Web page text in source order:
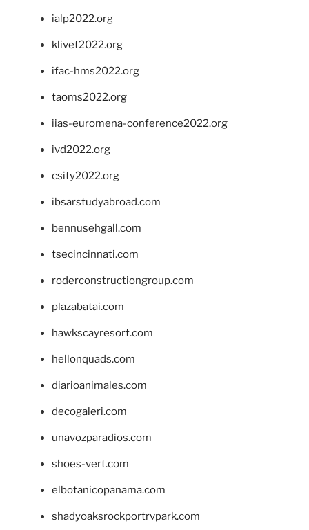
ialp2022.org
klivet2022.org
ifac-hms2022.org
taoms2022.org
iias-euromena-conference2022.org
ivd2022.org
csity2022.org
ibsarstudyabroad.com
bennusehgall.com
tsecincinnati.com
roderconstructiongroup.com
plazabatai.com
hawkscayresort.com
hellonquads.com
diarioanimales.com
decogaleri.com
unavozparadios.com
shoes-vert.com
elbotanicopanama.com
shadyoaksrockportrvpark.com